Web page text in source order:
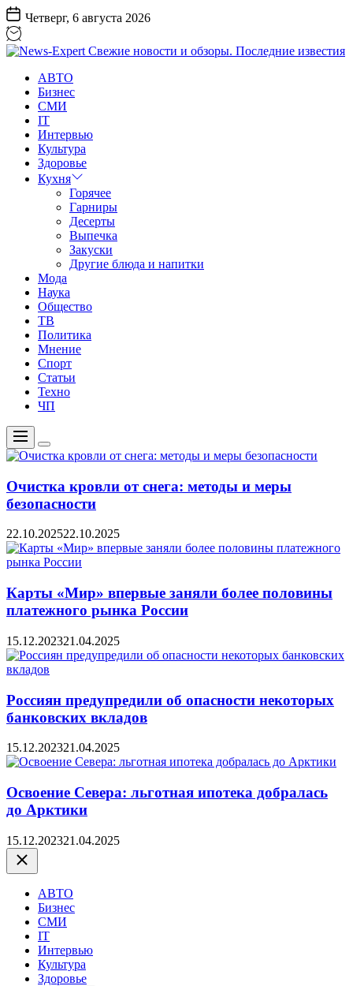
Перейти
к
содержанию
Четверг, 6 августа 2026
Expert
Свежие
новости
обзоры.
Последние
известия
АВТО
Бизнес
СМИ
IT
Интервью
Культура
Здоровье
Кухня
Горячее
Гарниры
Десерты
Выпечка
Закуски
Другие блюда и напитки
Мода
Наука
Общество
ТВ
Политика
Мнение
Спорт
Статьи
Техно
ЧП
Меню
Цвет
переключателя
Очистка кровли от снега: методы и меры
безопасности
22.10.202522.10.2025
Карты «Мир» впервые заняли более половины
платежного рынка России
15.12.202321.04.2025
Россиян предупредили об опасности некоторых
банковских вкладов
15.12.202321.04.2025
Освоение Севера: льготная ипотека добралась
до Арктики
15.12.202321.04.2025
Закрыть
АВТО
Бизнес
СМИ
IT
Интервью
Культура
Здоровье